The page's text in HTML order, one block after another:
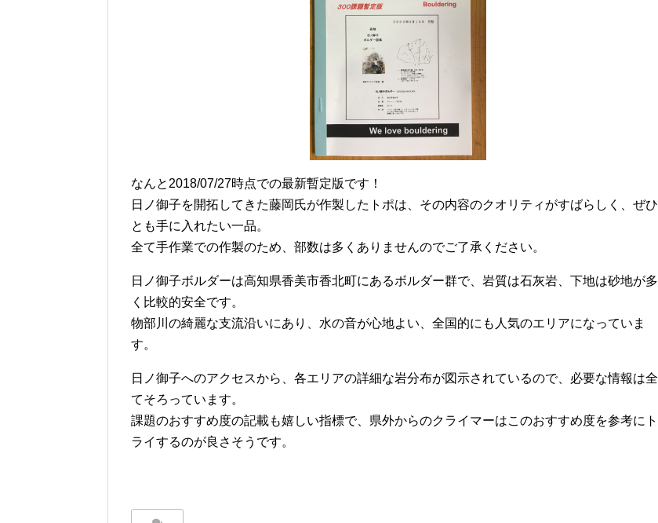
なんと2018/07/27時点での最新暫定版です！
日ノ御子を開拓してきた藤岡氏が作製したトポは、その内容のクオリティがすばらしく、ぜひ
とも手に入れたい一品。
全て手作業での作製のため、部数は多くありませんのでご了承ください。
日ノ御子ボルダーは高知県香美市香北町にあるボルダー群で、岩質は石灰岩、下地は砂地が多
く比較的安全です。
物部川の綺麗な支流沿いにあり、水の音が心地よい、全国的にも人気のエリアになっていま
す。
日ノ御子へのアクセスから、各エリアの詳細な岩分布が図示されているので、必要な情報は全
てそろっています。
課題のおすすめ度の記載も嬉しい指標で、県外からのクライマーはこのおすすめ度を参考にト
ライするのが良さそうです。